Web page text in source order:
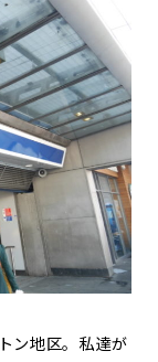
ン地区。私達が